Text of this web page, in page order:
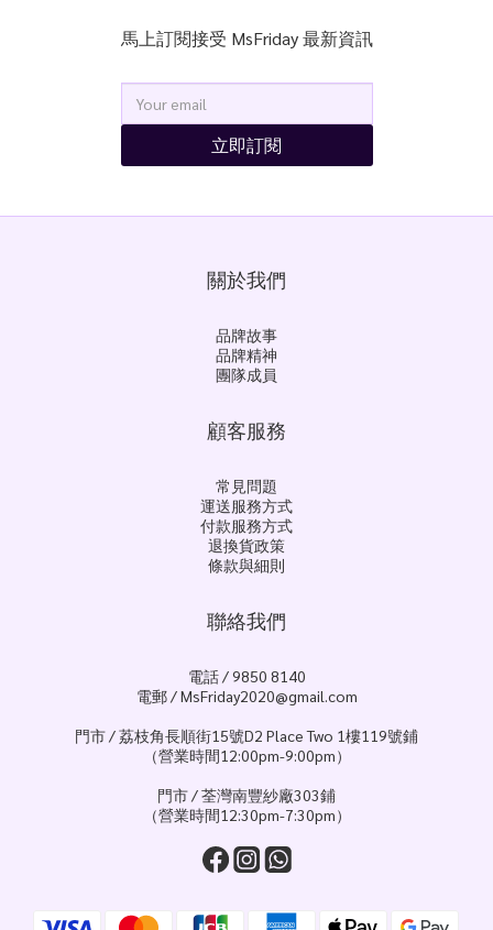
馬上訂閱接受 MsFriday 最新資訊
立即訂閱
關於我們
品牌故事
品牌精神
團隊成員
顧客服務
常見問題
運送服務方式
付款服務方式
退換貨政策
條款與細則
聯絡我們
電話 / 9850 8140
電郵 / MsFriday2020@gmail.com
門市 / 荔枝角長順街15號D2 Place Two 1樓119號鋪
（營業時間12:00pm-9:00pm）
門市 / 荃灣南豐紗廠303鋪
（營業時間12:30pm-7:30pm）